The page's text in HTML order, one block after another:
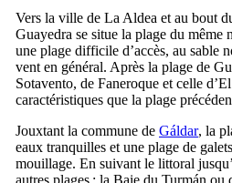
Vers la ville de La Aldea et au bout
Guayedra se situe la plage du même
une plage difficile d’accès, au sable
vent en général. Après la plage de
Sotavento, de Faneroque et celle d’
caractéristiques que la plage
Jouxtant la commune de Gáldar, la
eaux tranquilles et une plage de
mouillage. En suivant le littoral
autres plages : la Baie du Turmán ou